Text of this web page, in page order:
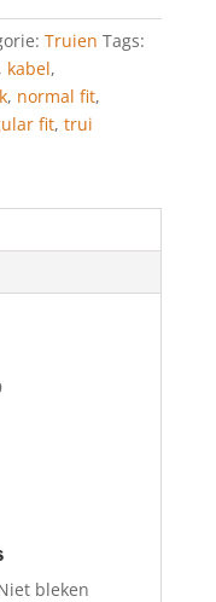
Truien Tags:
, kabel,
, normal fit,
fit, trui
bleken